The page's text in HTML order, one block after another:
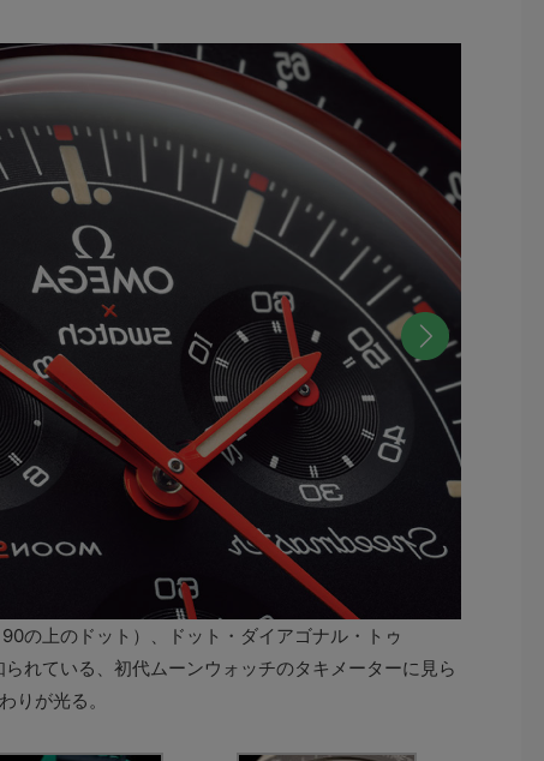
次へ
の上のドット）、ドット・ダイアゴナル・トゥ
れている、初代ムーンウォッチのタキメーターに見ら
りが光る。